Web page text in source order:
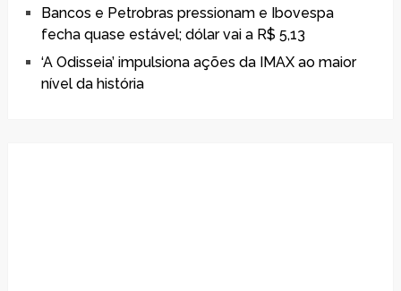
Bancos e Petrobras pressionam e Ibovespa
fecha quase estável; dólar vai a R$ 5,13
‘A Odisseia’ impulsiona ações da IMAX ao maior
nível da história